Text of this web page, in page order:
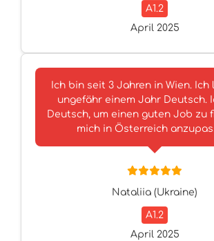
A1.2
April 2025
Ich bin seit 3 Jahren in Wien. Ich
ungefähr einem Jahr Deutsch.
Deutsch, um einen guten Job zu
mich in Österreich
Nataliia (Ukraine)
A1.2
April 2025